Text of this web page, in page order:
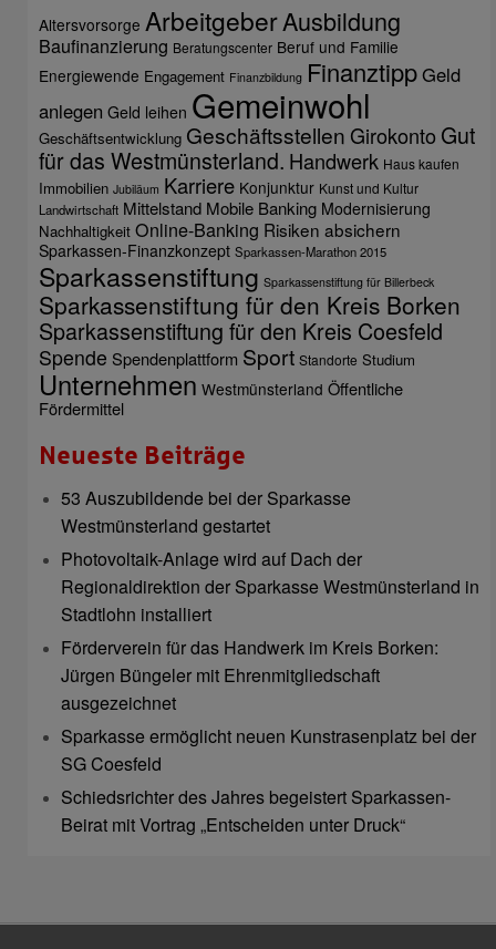
Altersvorsorge ArbeitgeberAusbildung
Baufinanzierung Beratungscenter Beruf und Familie
Energiewende Engagement Finanzbildung FinanztippGeld
anlegen Geld leihen Gemeinwohl
Geschäftsentwicklung Geschäftsstellen Girokonto Gut
für das Westmünsterland. Handwerk Haus kaufen
Immobilien Jubiläum Karriere Konjunktur Kunst und Kultur
Landwirtschaft Mittelstand Mobile Banking Modernisierung
Nachhaltigkeit Online-Banking Risiken absichern
Sparkassen-Finanzkonzept Sparkassen-Marathon 2015
Sparkassenstiftung Sparkassenstiftung für Billerbeck
Sparkassenstiftung für den Kreis Borken
Sparkassenstiftung für den Kreis Coesfeld
Spende Spendenplattform Sport Standorte Studium
Unternehmen Westmünsterland Öffentliche
Fördermittel
Neueste Beiträge
53 Auszubildende bei der Sparkasse
Westmünsterland gestartet
Photovoltaik-Anlage wird auf Dach der
Regionaldirektion der Sparkasse Westmünsterland in
Stadtlohn installiert
Förderverein für das Handwerk im Kreis Borken:
Jürgen Büngeler mit Ehrenmitgliedschaft
ausgezeichnet
Sparkasse ermöglicht neuen Kunstrasenplatz bei der
SG Coesfeld
Schiedsrichter des Jahres begeistert Sparkassen-
Beirat mit Vortrag „Entscheiden unter Druck“